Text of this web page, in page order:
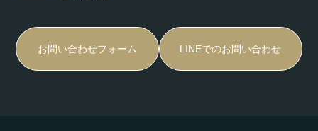
お問い合わせフォーム LINEでのお問い合わせ